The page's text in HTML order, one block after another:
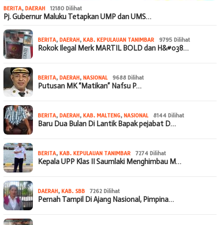
BERITA, DAERAH 12180 Dilihat
Pj. Gubernur Maluku Tetapkan UMP dan UMS…
BERITA, DAERAH, KAB. KEPULAUAN TANIMBAR 9795 Dilihat
Rokok Ilegal Merk MARTIL BOLD dan H&#038…
BERITA, DAERAH, NASIONAL 9688 Dilihat
Putusan MK “Matikan” Nafsu P…
BERITA, DAERAH, KAB. MALTENG, NASIONAL 8144 Dilihat
Baru Dua Bulan Di Lantik Bapak pejabat D…
BERITA, KAB. KEPULAUAN TANIMBAR 7274 Dilihat
Kepala UPP Klas II Saumlaki Menghimbau M…
DAERAH, KAB. SBB 7262 Dilihat
Pernah Tampil Di Ajang Nasional, Pimpina…